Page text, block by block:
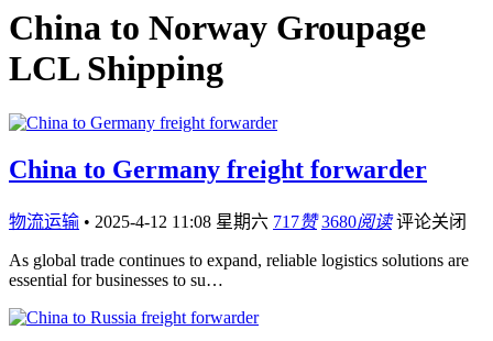
China to Norway Groupage
LCL Shipping
China to Germany freight forwarder
物流运输 • 2025-4-12 11:08 星期六 717赞 3680阅读 评论关闭
As global trade continues to expand, reliable logistics solutions are
essential for businesses to su…